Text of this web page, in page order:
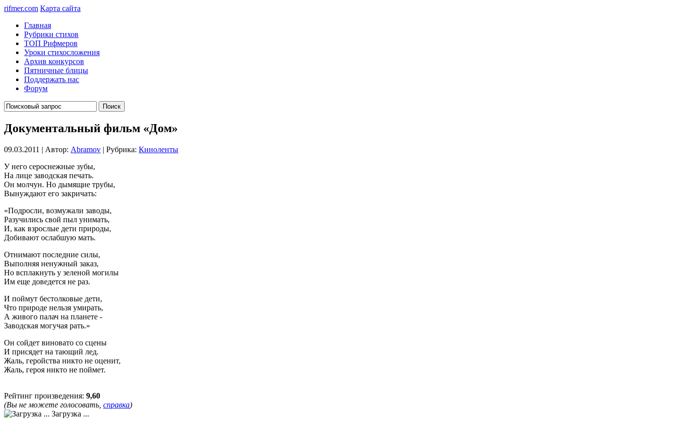
rifmer.com Карта сайта
Главная
Рубрики стихов
ТОП Рифмеров
Уроки стихосложения
Архив конкурсов
Пятничные блицы
Поддержать нас
Форум
Документальный фильм «Дом»
09.03.2011 | Автор: Abramov | Рубрика: Киноленты
У него сероснежные зубы,
На лице заводская печать.
Он молчун. Но дымящие трубы,
Вынуждают его закричать:
«Подросли, возмужали заводы,
Разучились свой пыл унимать,
И, как взрослые дети природы,
Добивают ослабшую мать.
Отнимают последние силы,
Выполняя ненужный заказ,
Но всплакнуть у зеленой могилы
Им еще доведется не раз.
И поймут бестолковые дети,
Что природе нельзя умирать,
А живого палач на планете -
Заводская могучая рать.»
Он сойдет виновато со сцены
И присядет на тающий лед.
Жаль, геройства никто не оценит,
Жаль, героя никто не поймет.
Рейтинг произведения: 9,60
(Вы не можете голосовать, справка)
Загрузка ...